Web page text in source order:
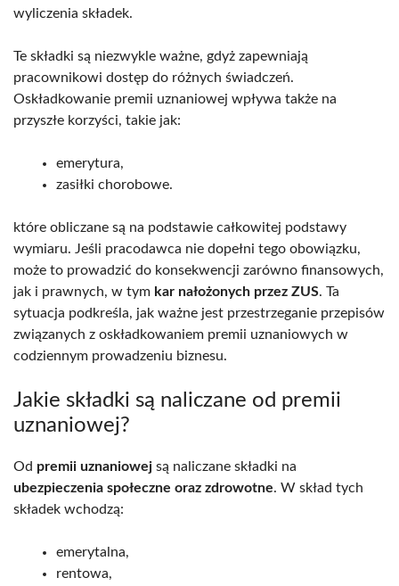
wyliczenia składek.
Te składki są niezwykle ważne, gdyż zapewniają
pracownikowi dostęp do różnych świadczeń.
Oskładkowanie premii uznaniowej wpływa także na
przyszłe korzyści, takie jak:
emerytura,
zasiłki chorobowe.
które obliczane są na podstawie całkowitej podstawy
wymiaru. Jeśli pracodawca nie dopełni tego obowiązku,
może to prowadzić do konsekwencji zarówno finansowych,
jak i prawnych, w tym kar nałożonych przez ZUS. Ta
sytuacja podkreśla, jak ważne jest przestrzeganie przepisów
związanych z oskładkowaniem premii uznaniowych w
codziennym prowadzeniu biznesu.
Jakie składki są naliczane od premii
uznaniowej?
Od premii uznaniowej są naliczane składki na
ubezpieczenia społeczne oraz zdrowotne. W skład tych
składek wchodzą:
emerytalna,
rentowa,